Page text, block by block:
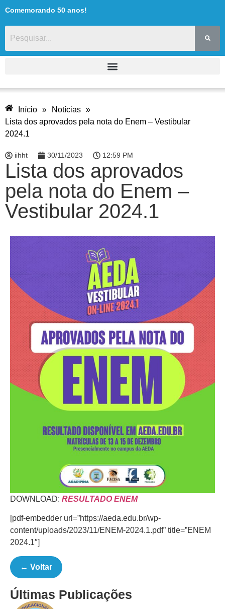
Comemorando 50 anos!
Início » Notícias »
Lista dos aprovados pela nota do Enem – Vestibular
2024.1
iihht 30/11/2023 12:59 PM
Lista dos aprovados
pela nota do Enem –
Vestibular 2024.1
DOWNLOAD: RESULTADO ENEM
[pdf-embedder url=”https://aeda.edu.br/wp-
content/uploads/2023/11/ENEM-2024.1.pdf” title=”ENEM
2024.1″]
← Voltar
Últimas Publicações